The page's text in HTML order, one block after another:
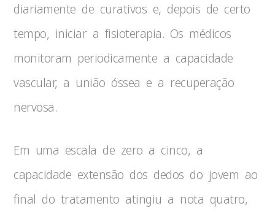
diariamente de curativos e, depois de certo
tempo, iniciar a fisioterapia. Os médicos
monitoram periodicamente a capacidade
vascular, a união óssea e a recuperação
nervosa.
Em uma escala de zero a cinco, a
capacidade extensão dos dedos do jovem ao
final do tratamento atingiu a nota quatro,